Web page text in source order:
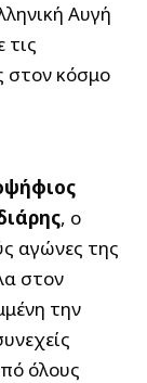
Αυγή
τις
στον κόσμο
, ο
αγώνες της
στον
την
όλους